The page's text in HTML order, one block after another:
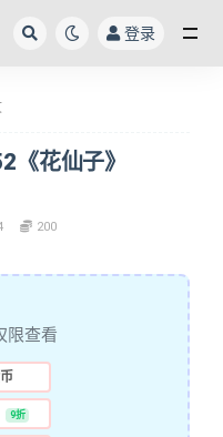
登录
《花仙子》
200
限查看
9折